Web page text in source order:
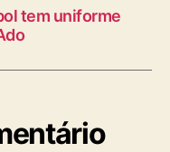
tem uniforme